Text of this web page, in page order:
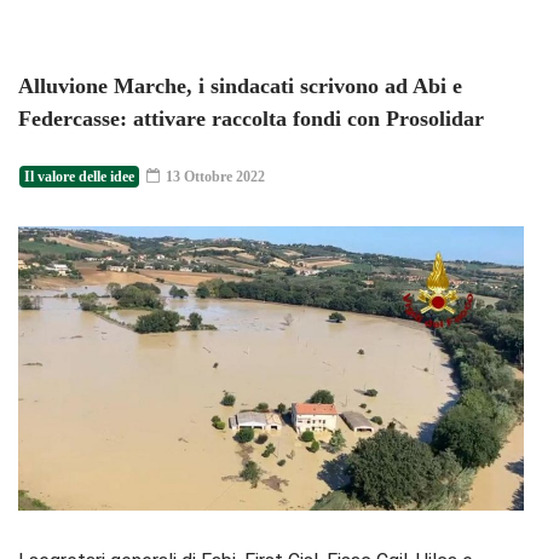
Alluvione Marche, i sindacati scrivono ad Abi e
Federcasse: attivare raccolta fondi con Prosolidar
Il valore delle idee 13 Ottobre 2022